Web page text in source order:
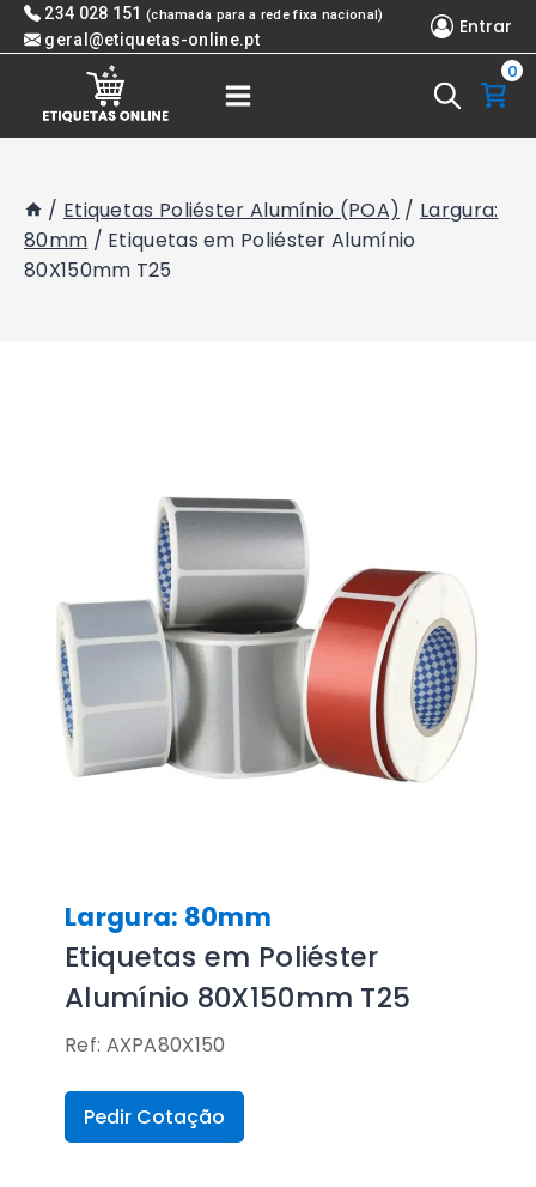
Skip 234 028 151 (chamada para a rede fixa nacional)
geral@etiquetas-online.pt
Entrar
0
/ Etiquetas Poliéster Alumínio (POA) / Largura:
80mm / Etiquetas em Poliéster Alumínio
80X150mm T25
Largura: 80mm
Etiquetas em Poliéster
Alumínio 80X150mm T25
Ref: AXPA80X150
Pedir Cotação